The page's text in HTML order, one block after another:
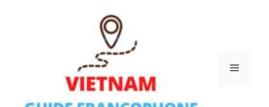
Menu